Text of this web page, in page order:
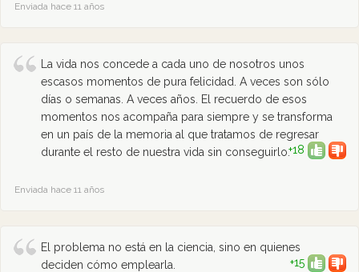
Enviada hace 11 años
La vida nos concede a cada uno de nosotros unos
escasos momentos de pura felicidad. A veces son sólo
días o semanas. A veces años. El recuerdo de esos
momentos nos acompaña para siempre y se transforma
en un país de la memoria al que tratamos de regresar
durante el resto de nuestra vida sin conseguirlo.+18
Enviada hace 11 años
El problema no está en la ciencia, sino en quienes
deciden cómo emplearla.
+15